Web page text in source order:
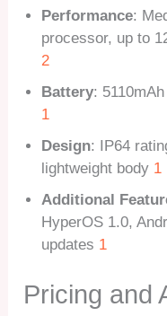
Performance:
processor, up to
2
Battery:
1
Design: IP64
lightweight body 1
Additional
HyperOS 1.0,
updates 1
Pricing and